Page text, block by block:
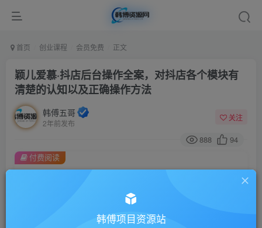
首页 创业课程 会员免费 正文
颖儿爱慕·抖店后台操作全案，对抖店各个模块有
清楚的认知以及正确操作方法
韩傅五哥
2年前发布
关注
888 94
金币9.9金币99
付费阅读
韩傅项目资源站